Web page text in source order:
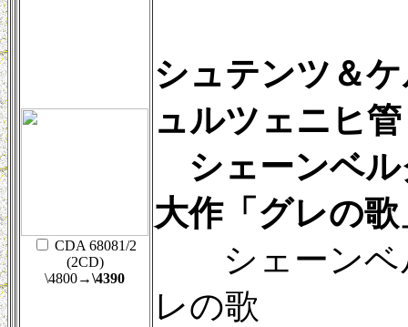
CDA 68081/2
(2CD)
\4800→\4390
シュテンツ＆
ュルツェニヒ
シェーンベル
大作「グレの歌
シェーンベ
レの歌